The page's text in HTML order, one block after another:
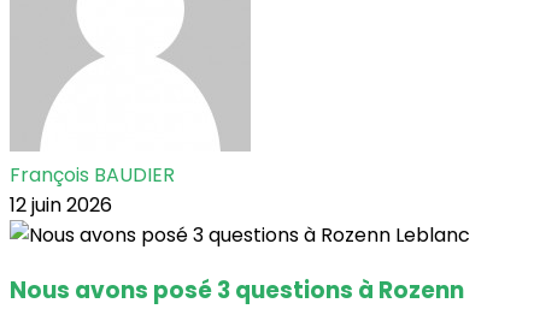
François BAUDIER
12 juin 2026
Nous avons posé 3 questions à Rozenn